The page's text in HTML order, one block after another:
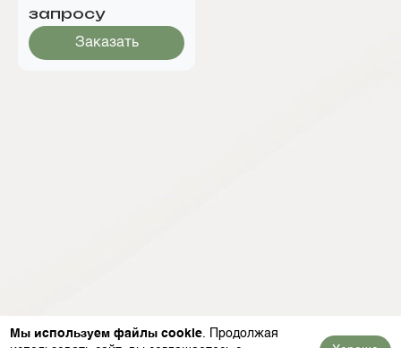
запросу
Заказать
Мы используем файлы cookie. Продолжая